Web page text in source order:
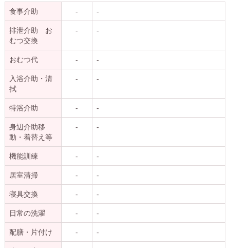
食事介助 - -
排泄介助 お
むつ交換
- -
おむつ代 - -
入浴介助・清
拭
- -
特浴介助 - -
身辺介助移
動・着替え等
- -
機能訓練 - -
居室清掃 - -
寝具交換 - -
日常の洗濯 - -
配膳・片付け - -